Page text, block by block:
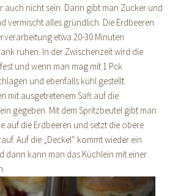
auch nicht sein. Dann gibt man Zucker und
vermischt alles gründlich. Die Erdbeeren
etwa 20-30 Minuten
ruhen. In der Zwischenzeit wird die
und wenn man mag mit 1 Pck
und ebenfalls kühl gestellt.
mit ausgetretenem Saft auf die
gegeben. Mit dem Spritzbeutel gibt man
auf die Erdbeeren und setzt die obere
Auf die „Deckel“ kommt wieder ein
dann kann man das Küchlein mit einer